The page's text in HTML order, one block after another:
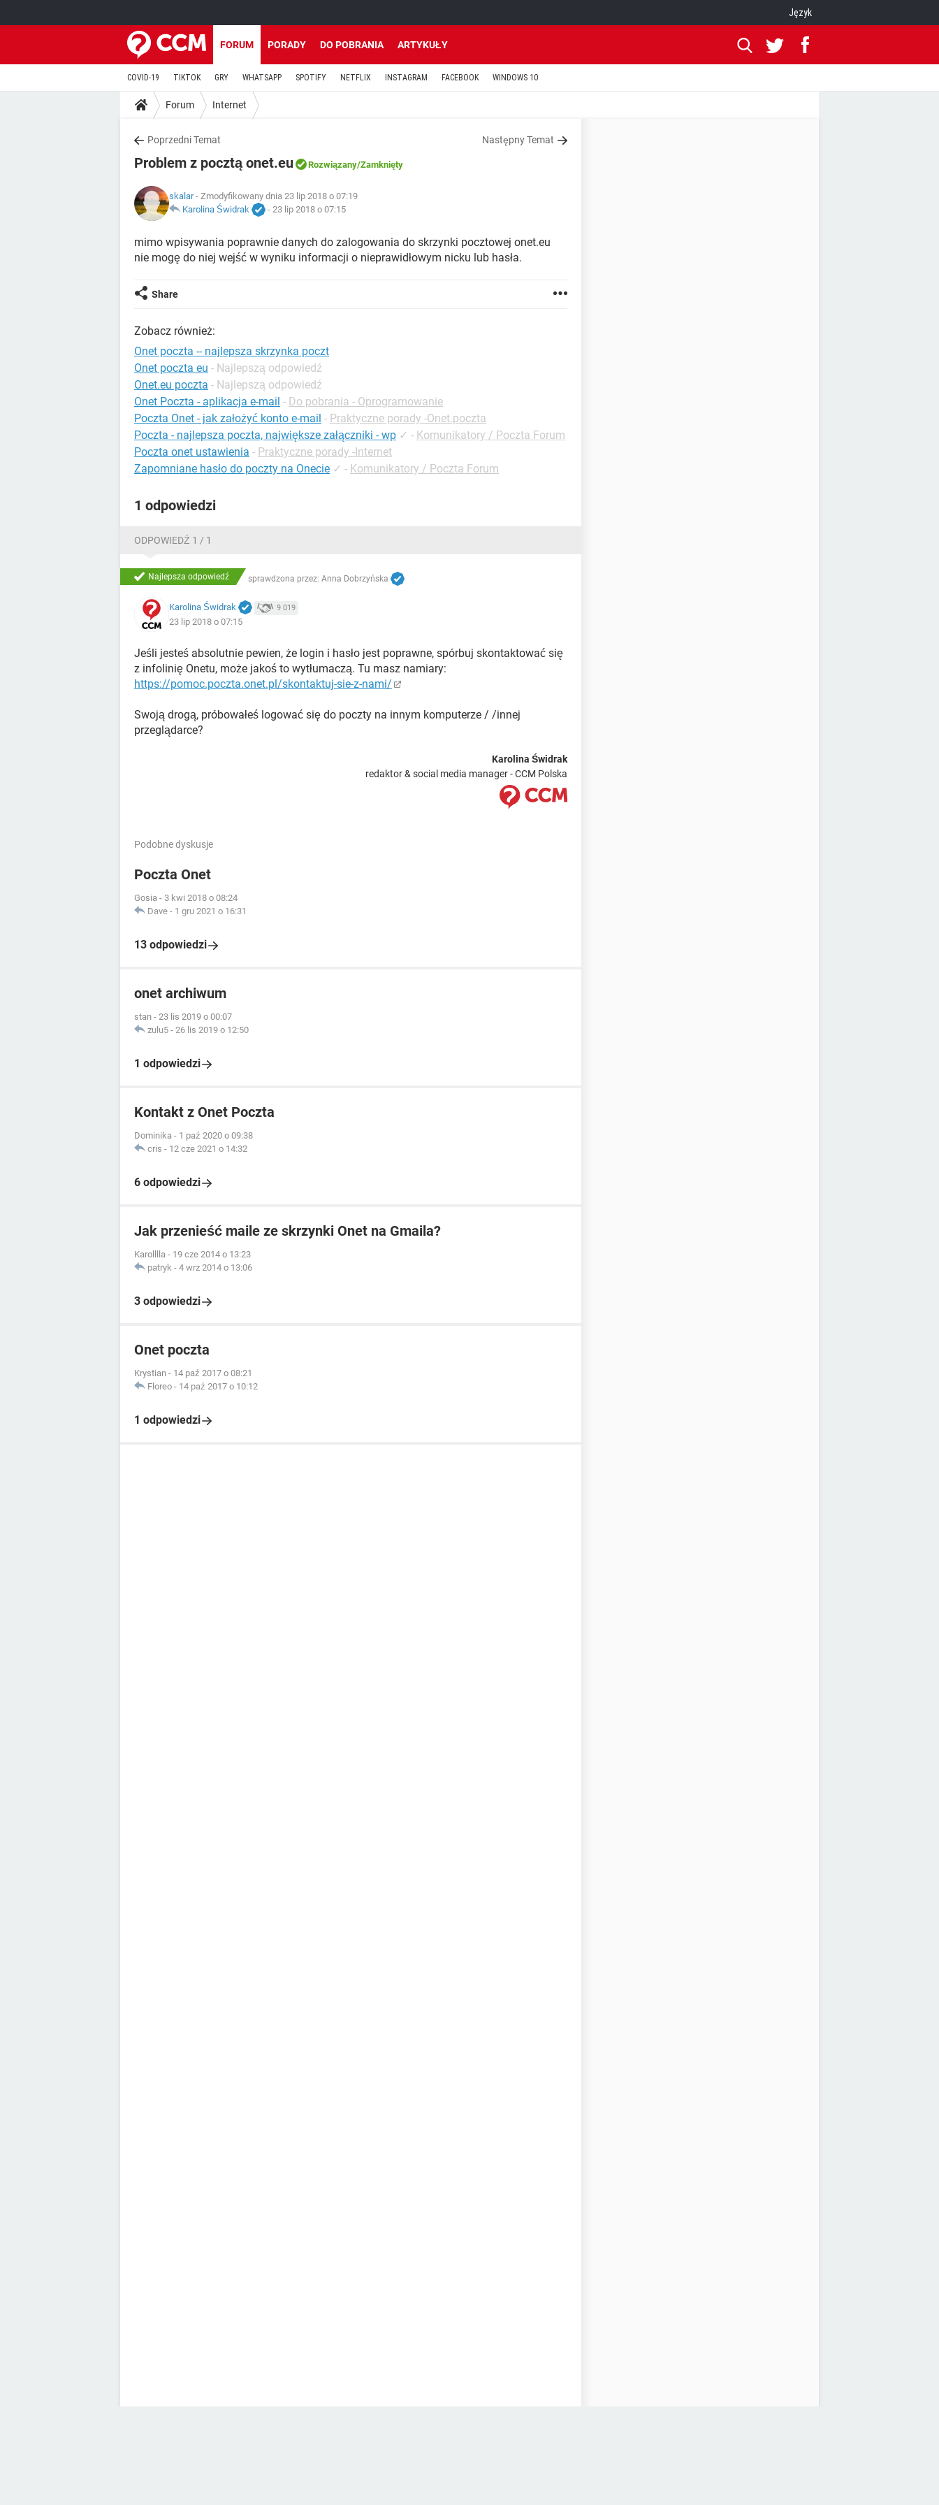
Język
FORUM PORADY DO POBRANIA ARTYKUŁY
COVID-19 TIKTOK GRY WHATSAPP SPOTIFY NETFLIX INSTAGRAM FACEBOOK WINDOWS 10
Forum Internet
Poprzedni Temat Następny Temat
Problem z pocztą onet.eu Rozwiązany/Zamknięty
skalar- Zmodyfikowany dnia 23 lip 2018 o 07:19
Karolina Świdrak
- 23 lip 2018 o 07:15
mimo wpisywania poprawnie danych do zalogowania do skrzynki pocztowej onet.eu
nie mogę do niej wejść w wyniku informacji o nieprawidłowym nicku lub hasła.
Share
Zobacz również:
Onet poczta -- najlepsza skrzynka poczt
Onet poczta eu - Najlepszą odpowiedź
Onet.eu poczta - Najlepszą odpowiedź
Onet Poczta - aplikacja e-mail - Do pobrania - Oprogramowanie
Poczta Onet - jak założyć konto e-mail - Praktyczne porady -Onet.poczta
Poczta - najlepsza poczta, największe załączniki - wp ✓ - Komunikatory / Poczta Forum
Poczta onet ustawienia - Praktyczne porady -Internet
Zapomniane hasło do poczty na Onecie ✓ - Komunikatory / Poczta Forum
1 odpowiedzi
ODPOWIEDŹ 1 / 1
Najlepsza odpowiedź sprawdzona przez: Anna Dobrzyńska
Karolina Świdrak 9 019
23 lip 2018 o 07:15
Jeśli jesteś absolutnie pewien, że login i hasło jest poprawne, spórbuj skontaktować się
z infolinię Onetu, może jakoś to wytłumaczą. Tu masz namiary:
https://pomoc.poczta.onet.pl/skontaktuj-sie-z-nami/
Swoją drogą, próbowałeś logować się do poczty na innym komputerze / /innej
przeglądarce?
Karolina Świdrak
redaktor & social media manager - CCM Polska
Podobne dyskusje
Poczta Onet
Gosia - 3 kwi 2018 o 08:24
Dave - 1 gru 2021 o 16:31
13 odpowiedzi
onet archiwum
stan - 23 lis 2019 o 00:07
zulu5 - 26 lis 2019 o 12:50
1 odpowiedzi
Kontakt z Onet Poczta
Dominika - 1 paź 2020 o 09:38
cris - 12 cze 2021 o 14:32
6 odpowiedzi
Jak przenieść maile ze skrzynki Onet na Gmaila?
Karolllla - 19 cze 2014 o 13:23
patryk - 4 wrz 2014 o 13:06
3 odpowiedzi
Onet poczta
Krystian - 14 paź 2017 o 08:21
Floreo - 14 paź 2017 o 10:12
1 odpowiedzi